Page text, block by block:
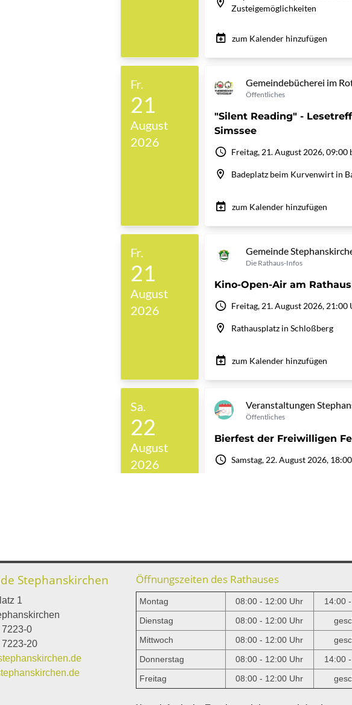
Stephanskirchen
1
0
20
Öffnungszeiten des Rathauses
Montag 08:00 - 12:00 Uhr
14:00
Dienstag
08:00 - 12:00 Uhr
Mittwoch
08:00 - 12:00 Uhr
Donnerstag
08:00 - 12:00 Uhr
14:00
Freitag
08:00 - 12:00 Uhr